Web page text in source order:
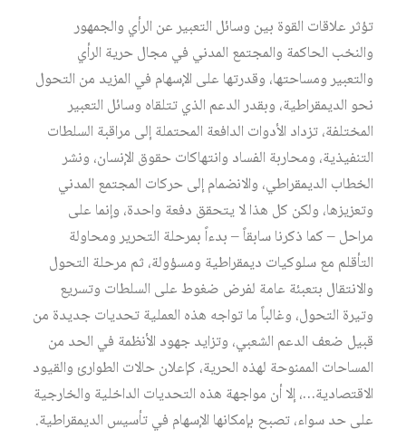
تؤثر علاقات القوة بين وسائل التعبير عن الرأي والجمهور
والنخب الحاكمة والمجتمع المدني في مجال حرية الرأي
والتعبير ومساحتها، وقدرتها على الإسهام في المزيد من التحول
نحو الديمقراطية، وبقدر الدعم الذي تتلقاه وسائل التعبير
المختلفة، تزداد الأدوات الدافعة المحتملة إلى مراقبة السلطات
التنفيذية، ومحاربة الفساد وانتهاكات حقوق الإنسان، ونشر
الخطاب الديمقراطي، والانضمام إلى حركات المجتمع المدني
وتعزيزها، ولكن كل هذا لا يتحقق دفعة واحدة، وإنما على
مراحل – كما ذكرنا سابقاً – بدءاً بمرحلة التحرير ومحاولة
التأقلم مع سلوكيات ديمقراطية ومسؤولة، ثم مرحلة التحول
والانتقال بتعبئة عامة لفرض ضغوط على السلطات وتسريع
وتيرة التحول، وغالباً ما تواجه هذه العملية تحديات جديدة من
قبيل ضعف الدعم الشعبي، وتزايد جهود الأنظمة في الحد من
المساحات الممنوحة لهذه الحرية، كإعلان حالات الطوارئ والقيود
الاقتصادية…، إلا أن مواجهة هذه التحديات الداخلية والخارجية
على حد سواء، تصبح بإمكانها الإسهام في تأسيس الديمقراطية.